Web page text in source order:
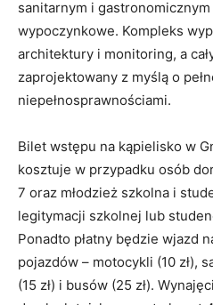
sanitarnym i
wypoczynkowe. Kompleks
architektury i monitoring, a
zaprojektowany z myślą o
niepełnosprawnościami.
Bilet wstępu na kąpielisko w
kosztuje w przypadku osób
7 oraz młodzież szkolna i
legitymacji szkolnej lub
Ponadto płatny będzie wjazd
pojazdów – motocykli (10 zł),
(15 zł) i busów (25 zł).